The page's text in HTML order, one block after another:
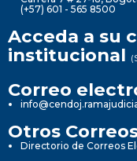
(+57) 601 - 565 8500
Acceda a su
institucional
Correo
Otros
Directorio de Correos